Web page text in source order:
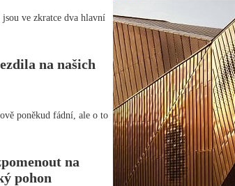
ve zkratce dva hlavní
na našich
poněkud fádní, ale o to
na
pohon